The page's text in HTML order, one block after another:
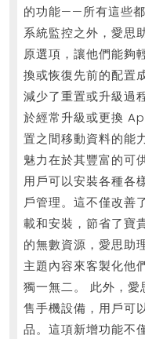
的功能——所有這些
系統監控之外，愛思
原選項，讓他們能夠
換或恢復先前的配置
減少了重置或升級過
於經常升級或更換
置之間移動資料的能
魅力在於其豐富的可
用戶可以安裝各種各
戶管理。這不僅改善
載和安裝，節省了寶
的無數資源，愛思助
主題內容來客製化他
獨一無二。 此外，
售手機設備，用戶可
品。這項新增功能不